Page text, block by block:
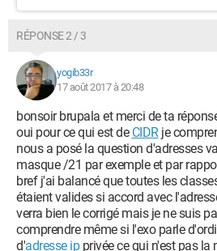
RÉPONSE 2 / 3
yogib33r
17 août 2017 à 20:48
bonsoir brupala et merci de ta
oui pour ce qui est de CIDRje
nous a posé la question d'adresses
masque /21 par exemple et par
bref j'ai balancé que toutes les
étaient valides si accord avec
verra bien le corrigé mais je ne suis
comprendre même si l'exo parle
d'adresse ipprivée ce qui n'est pas la